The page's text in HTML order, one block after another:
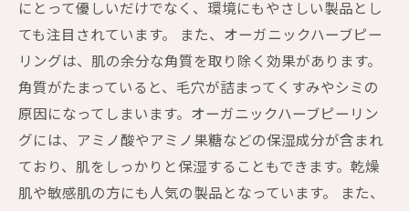
にとって優しいだけでなく、環境にもやさしい製品とし
ても注目されています。 また、オーガニックハーブピー
リングは、肌の余分な角質を取り除く効果があります。
角質がたまっていると、毛穴が詰まってくすみやシミの
原因になってしまいます。オーガニックハーブピーリン
グには、アミノ酸やアミノ果糖などの保湿成分が含まれ
ており、肌をしっかりと保湿することもできます。乾燥
肌や敏感肌の方にも人気の製品となっています。 また、